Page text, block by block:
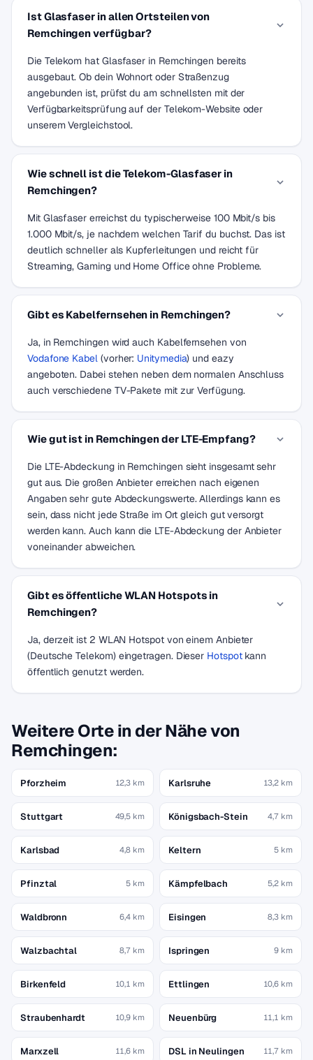
Ist Glasfaser in allen Ortsteilen von
Remchingen verfügbar?
Die Telekom hat Glasfaser in Remchingen bereits
ausgebaut. Ob dein Wohnort oder Straßenzug
angebunden ist, prüfst du am schnellsten mit der
Verfügbarkeitsprüfung auf der Telekom-Website oder
unserem Vergleichstool.
Wie schnell ist die Telekom-Glasfaser in
Remchingen?
Mit Glasfaser erreichst du typischerweise 100 Mbit/s bis
1.000 Mbit/s, je nachdem welchen Tarif du buchst. Das ist
deutlich schneller als Kupferleitungen und reicht für
Streaming, Gaming und Home Office ohne Probleme.
Gibt es Kabelfernsehen in Remchingen?
Ja, in Remchingen wird auch Kabelfernsehen von
Vodafone Kabel(vorher: Unitymedia) und eazy
angeboten. Dabei stehen neben dem normalen Anschluss
auch verschiedene TV-Pakete mit zur Verfügung.
Wie gut ist in Remchingen der LTE-Empfang?
Die LTE-Abdeckung in Remchingen sieht insgesamt sehr
gut aus. Die großen Anbieter erreichen nach eigenen
Angaben sehr gute Abdeckungswerte. Allerdings kann es
sein, dass nicht jede Straße im Ort gleich gut versorgt
werden kann. Auch kann die LTE-Abdeckung der Anbieter
voneinander abweichen.
Gibt es öffentliche WLAN Hotspots in
Remchingen?
Ja, derzeit ist 2 WLAN Hotspot von einem Anbieter
(Deutsche Telekom) eingetragen. Dieser Hotspotkann
öffentlich genutzt werden.
Weitere Orte in der Nähe von
Remchingen:
Pforzheim 12,3 km Karlsruhe 13,2 km
Stuttgart 49,5 km Königsbach-Stein 4,7 km
Karlsbad 4,8 km Keltern 5 km
Pfinztal 5 km Kämpfelbach 5,2 km
Waldbronn 6,4 km Eisingen 8,3 km
Walzbachtal 8,7 km Ispringen 9 km
Birkenfeld 10,1 km Ettlingen 10,6 km
Straubenhardt 10,9 km Neuenbürg 11,1 km
Marxzell 11,6 km DSL in Neulingen 11,7 km